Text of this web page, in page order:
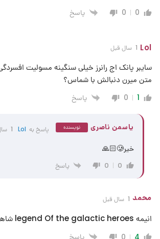
0
0 پاسخ
Lol 1 سال قبل
سایبر پانک اج رانرز خیلی سنگینه مسولیت
متن میرن دنبالش با شماس؟
1
0 پاسخ
یاسمن ناصری نویسنده پاسخ به Lol 1 سال قبل
خیر🥲🙏🏻
0
0 پاسخ
محمد 1 سال قبل
انیمه legend Of the galactic heroes شاهکاره
4
0 پاسخ